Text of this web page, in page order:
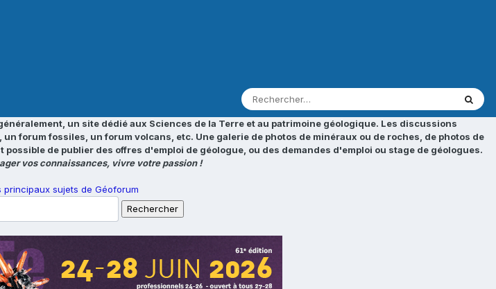
un site dédié aux Sciences de la Terre et au patrimoine géologique. Les discussions
forum fossiles, un forum volcans, etc. Une galerie de photos de minéraux ou de roches, de photos de
de publier des offres d'emploi de géologue, ou des demandes d'emploi ou stage de géologues.
vos connaissances, vivre votre passion !
principaux sujets de Géoforum